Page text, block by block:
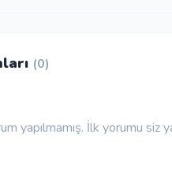
(0)
yapılmamış. İlk yorumu siz